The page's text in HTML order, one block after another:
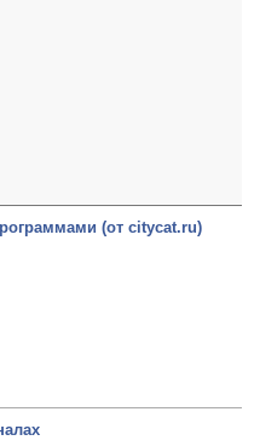
(от citycat.ru)